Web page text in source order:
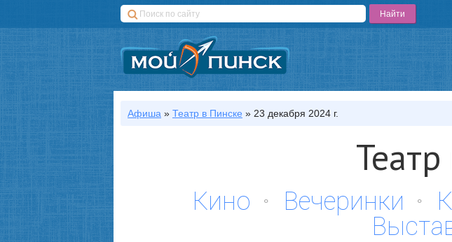
Афиша » Театр в Пинске » 23 декабря 2024 г.
Кино Вечеринки